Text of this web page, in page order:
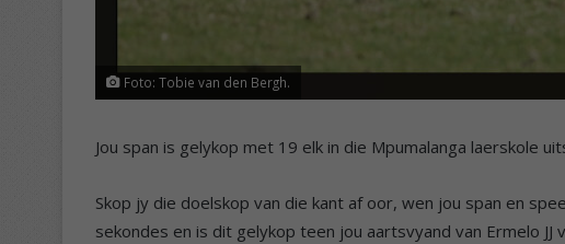
Foto: Tobie van den Bergh.
Jou span is gelykop met 19 elk in die Mpumalanga laerskole
Skop jy die doelskop van die kant af oor, wen jou span en
sekondes en is dit gelykop teen jou aartsvyand van Ermelo JJ